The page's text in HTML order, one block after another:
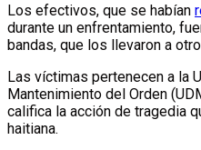
Los efectivos, que se habían
durante un enfrentamiento,
bandas, que los llevaron a
Las víctimas pertenecen a la
Mantenimiento del Orden
califica la acción de tragedia
haitiana.